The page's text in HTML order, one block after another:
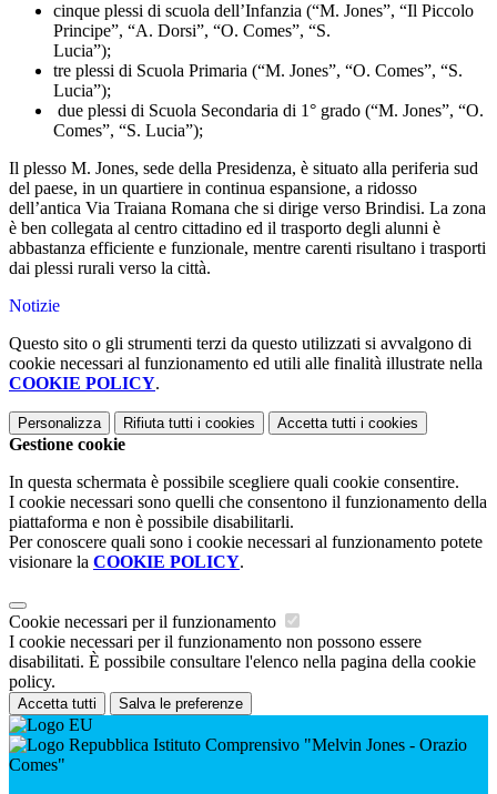
cinque plessi di scuola dell’Infanzia (“M. Jones”, “Il Piccolo
Principe”, “A. Dorsi”, “O. Comes”, “S.
Lucia”);
tre plessi di Scuola Primaria (“M. Jones”, “O. Comes”, “S.
Lucia”);
due plessi di Scuola Secondaria di 1° grado (“M. Jones”, “O.
Comes”, “S. Lucia”);
Il plesso M. Jones, sede della Presidenza, è situato alla periferia sud
del paese, in un quartiere in continua espansione, a ridosso
dell’antica Via Traiana Romana che si dirige verso Brindisi. La zona
è ben collegata al centro cittadino ed il trasporto degli alunni è
abbastanza efficiente e funzionale, mentre carenti risultano i trasporti
dai plessi rurali verso la città.
Notizie
Questo sito o gli strumenti terzi da questo utilizzati si avvalgono di
cookie necessari al funzionamento ed utili alle finalità illustrate nella
COOKIE POLICY.
Personalizza Rifiuta tutti i cookies Accetta tutti i cookies
Gestione cookie
In questa schermata è possibile scegliere quali cookie consentire.
I cookie necessari sono quelli che consentono il funzionamento della
piattaforma e non è possibile disabilitarli.
Per conoscere quali sono i cookie necessari al funzionamento potete
visionare la COOKIE POLICY.
Cookie necessari per il funzionamento
I cookie necessari per il funzionamento non possono essere
disabilitati. È possibile consultare l'elenco nella pagina della cookie
policy.
Accetta tutti Salva le preferenze
Istituto Comprensivo "Melvin Jones - Orazio
Comes"